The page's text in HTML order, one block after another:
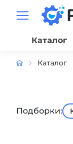
Каталог
Каталог
Подборки: